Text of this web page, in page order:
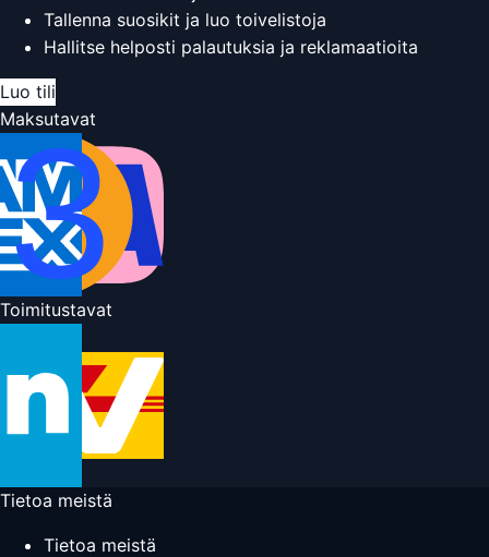
Tallenna suosikit ja luo toivelistoja
Hallitse helposti palautuksia ja reklamaatioita
Luo tili
Maksutavat
Toimitustavat
Tietoa meistä
Tietoa meistä